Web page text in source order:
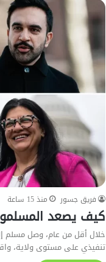
فريق جسور
منذ 15 ساعة
كيف يصعد المسلمون
خلال أقل من عام، وصل مسلم
تنفيذي على مستوى ولاية،